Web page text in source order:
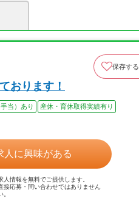
保存する
おります！
当）あり
産休・育休取得実績有り
人に興味がある
人情報を無料でご提供します。
接応募・問い合わせではありません